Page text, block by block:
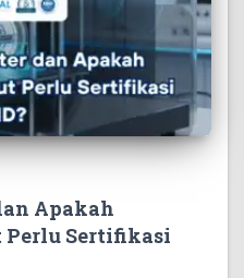
Apakah
Perlu Sertifikasi